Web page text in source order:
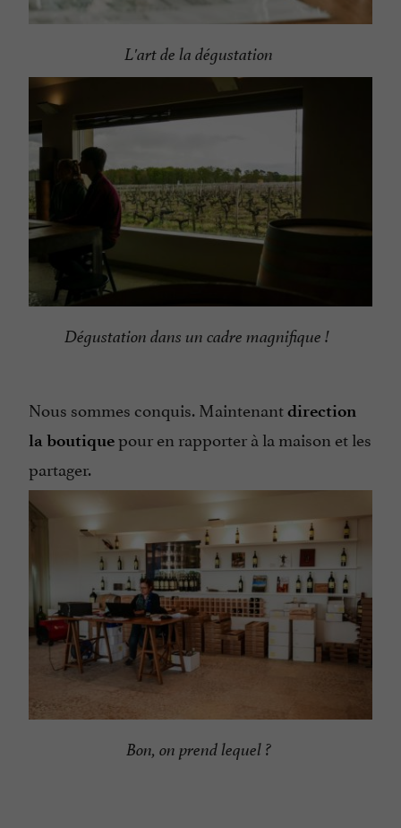
L'art de la dégustation
Dégustation dans un cadre magnifique !
Nous sommes conquis. Maintenantdirection
la boutiquepour en rapporter à la maison et les
partager.
Bon, on prend lequel ?